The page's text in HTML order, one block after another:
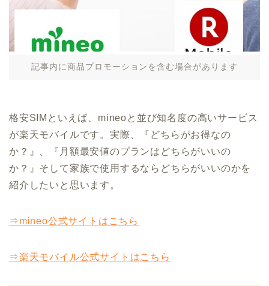
記事内に商品プロモーションを含む場合があります
格安SIMといえば、mineoと並び知名度の高いサービス
が楽天モバイルです。実際、『どちらがお得なの
か？』、『月額最安値のプランはどちらがいいの
か？』そして家族で使用するならどちらがいいのかを
紹介したいと思います。
⇒mineo公式サイトはこちら
⇒楽天モバイル公式サイトはこちら